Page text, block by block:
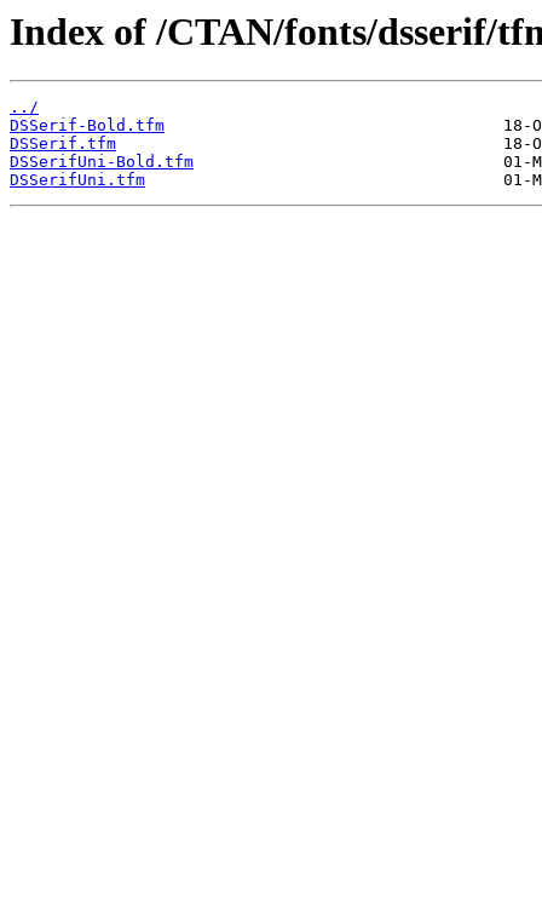
Index of /CTAN/fonts/dsserif/
../
DSSerif-Bold.tfm
DSSerif.tfm
DSSerifUni-Bold.tfm
DSSerifUni.tfm